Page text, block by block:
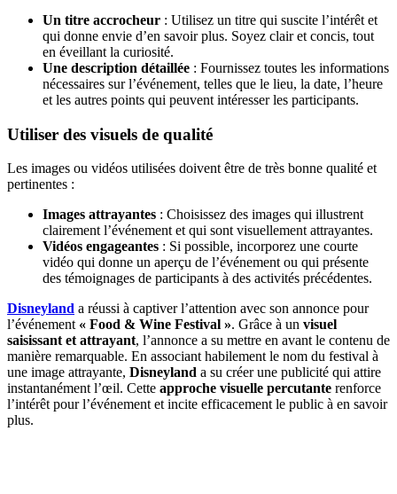
Un titre accrocheur : Utilisez un titre qui suscite l’intérêt et
qui donne envie d’en savoir plus. Soyez clair et concis, tout
en éveillant la curiosité.
Une description détaillée : Fournissez toutes les informations
nécessaires sur l’événement, telles que le lieu, la date, l’heure
et les autres points qui peuvent intéresser les participants.
Utiliser des visuels de qualité
Les images ou vidéos utilisées doivent être de très bonne qualité et
pertinentes :
Images attrayantes : Choisissez des images qui illustrent
clairement l’événement et qui sont visuellement attrayantes.
Vidéos engageantes : Si possible, incorporez une courte
vidéo qui donne un aperçu de l’événement ou qui présente
des témoignages de participants à des activités précédentes.
Disneyland a réussi à captiver l’attention avec son annonce pour
l’événement « Food & Wine Festival ». Grâce à un visuel
saisissant et attrayant, l’annonce a su mettre en avant le contenu de
manière remarquable. En associant habilement le nom du festival à
une image attrayante, Disneyland a su créer une publicité qui attire
instantanément l’œil. Cette approche visuelle percutante renforce
l’intérêt pour l’événement et incite efficacement le public à en savoir
plus.